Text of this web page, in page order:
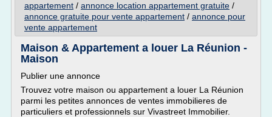
appartement / annonce location appartement gratuite /
annonce gratuite pour vente appartement / annonce pour
vente appartement
Maison & Appartement a louer La Réunion -
Maison
Publier une annonce
Trouvez votre maison ou appartement a louer La Réunion
parmi les petites annonces de ventes immobilieres de
particuliers et professionnels sur Vivastreet Immobilier.